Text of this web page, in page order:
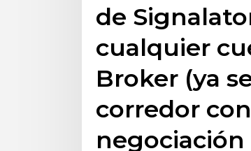
de
cualquier
Broker (ya
corredor